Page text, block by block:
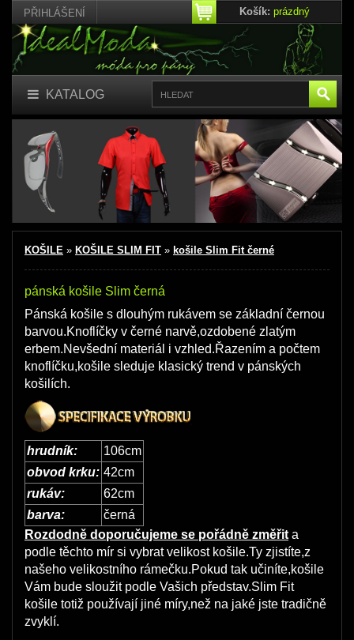
PŘIHLÁŠENÍ Košík: prázdný
KATALOG
KOŠILE » KOŠILE SLIM FIT » košile Slim Fit černé
pánská košile Slim černá
Pánská košile s dlouhým rukávem se základní černou
barvou.Knoflíčky v černé narvě,ozdobené zlatým
erbem.Nevšední materiál i vzhled.Řazením a počtem
knoflíčku,košile sleduje klasický trend v pánských
košilích.
hrudník:
106cm
obvod krku: 42cm
rukáv:
62cm
barva:
černá
Rozdodně doporučujeme se pořádně změřit a
podle těchto mír si vybrat velikost košile.Ty zjistíte,z
našeho velikostního rámečku.Pokud tak učiníte,košile
Vám bude sloužit podle Vašich představ.Slim Fit
košile totiž používají jiné míry,než na jaké jste tradičně
zvyklí.